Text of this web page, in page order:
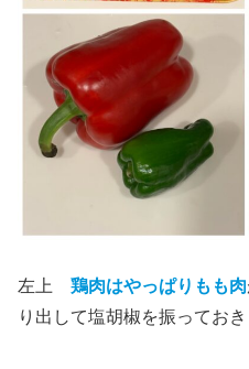
左上 鶏肉はやっぱりもも肉
り出して塩胡椒を振ってお